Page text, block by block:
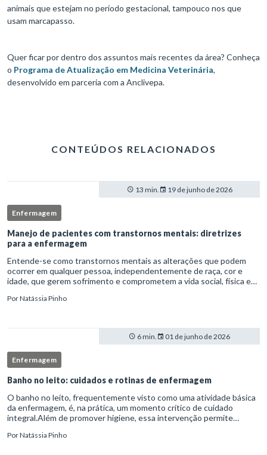
animais que estejam no período gestacional, tampouco nos que
usam marcapasso.
Quer ficar por dentro dos assuntos mais recentes da área? Conheça
o Programa de Atualização em Medicina Veterinária,
desenvolvido em parceria com a Anclivepa.
CONTEÚDOS RELACIONADOS
13 min. 19 de junho de 2026
Enfermagem
Manejo de pacientes com transtornos mentais: diretrizes
para a enfermagem
Entende-se como transtornos mentais as alterações que podem
ocorrer em qualquer pessoa, independentemente de raça, cor e
idade, que gerem sofrimento e comprometem a vida social, física e
PorNatássia Pinho
6 min. 01 de junho de 2026
Enfermagem
Banho no leito: cuidados e rotinas de enfermagem
O banho no leito, frequentemente visto como uma atividade básica
da enfermagem, é, na prática, um momento crítico de cuidado
integral.Além de promover higiene, essa intervenção permite
PorNatássia Pinho